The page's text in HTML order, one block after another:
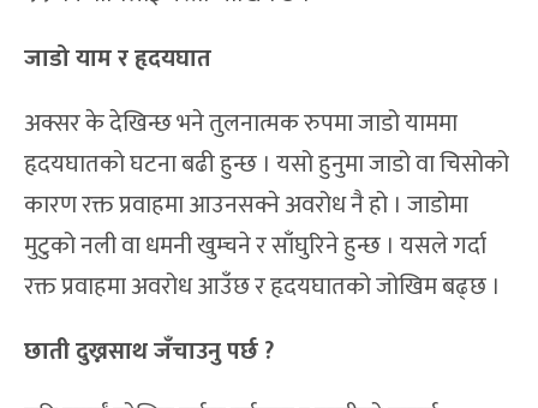
जाडो याम र हृदयघात
अक्सर के देखिन्छ भने तुलनात्मक रुपमा जाडो याममा
हृदयघातको घटना बढी हुन्छ । यसो हुनुमा जाडो वा चिसोको
कारण रक्त प्रवाहमा आउनसक्ने अवरोध नै हो । जाडोमा
मुटुको नली वा धमनी खुम्चने र साँघुरिने हुन्छ । यसले गर्दा
रक्त प्रवाहमा अवरोध आउँछ र हृदयघातको जोखिम बढ्छ ।
छाती दुख्नसाथ जँचाउनु पर्छ ?